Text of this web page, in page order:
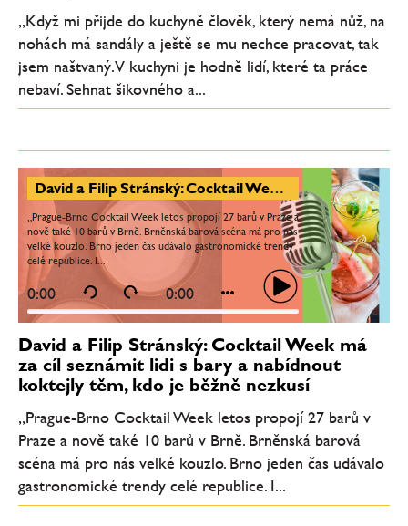
„Když mi přijde do kuchyně člověk, který nemá nůž, na
nohách má sandály a ještě se mu nechce pracovat, tak
jsem naštvaný. V kuchyni je hodně lidí, které ta práce
nebaví. Sehnat šikovného a...
David a Filip Stránský: Cocktail Week má za cíl seznámit lidi s bary a nabídnout koktejly těm, kdo je běžně nezkusí
„Prague-Brno Cocktail Week letos propojí 27 barů v Praze a
nově také 10 barů v Brně. Brněnská barová scéna má pro nás
velké kouzlo. Brno jeden čas udávalo gastronomické trendy
celé republice. I...
0:00 0:00
David a Filip Stránský: Cocktail Week má
za cíl seznámit lidi s bary a nabídnout
koktejly těm, kdo je běžně nezkusí
„Prague-Brno Cocktail Week letos propojí 27 barů v
Praze a nově také 10 barů v Brně. Brněnská barová
scéna má pro nás velké kouzlo. Brno jeden čas udávalo
gastronomické trendy celé republice. I...